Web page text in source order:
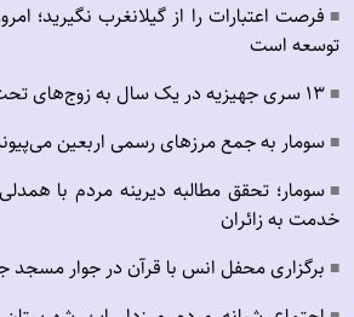
■ فرصت اعتبارات را از گیلانغرب نگیرید؛
توسعه است
■ ۱۳ سری جهیزیه در یک سال به زوج‌های تحت پوشش اهدا شد
■ سومار به جمع مرزهای رسمی اربعین
■ سومار؛ تحقق مطالبه دیرینه مردم با
خدمت به زائران
■ برگزاری محفل انس با قرآن در جوار مسجد